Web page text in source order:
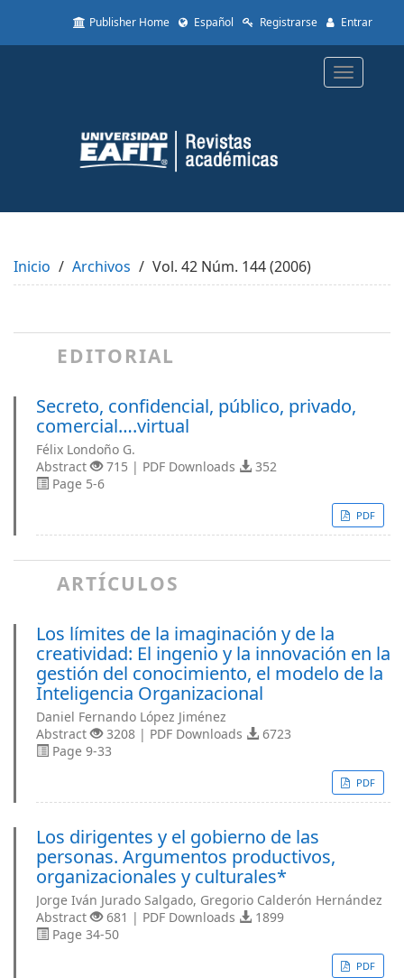
to
Content
Sidebar
Publisher Home Español Registrarse Entrar
Toggle
Inicio Archivos Vol. 42 Núm. 144 (2006)
EDITORIAL
Secreto, confidencial, público, privado,
comercial….virtual
Félix Londoño G.
Abstract
715 | PDF Downloads
352
Page 5-6
PDF
ARTÍCULOS
Los límites de la imaginación y de la
creatividad: El ingenio y la innovación en la
gestión del conocimiento, el modelo de la
Inteligencia Organizacional
Daniel Fernando López Jiménez
Abstract
3208 | PDF Downloads
6723
Page 9-33
PDF
Los dirigentes y el gobierno de las
personas. Argumentos productivos,
organizacionales y culturales*
Jorge Iván Jurado Salgado, Gregorio Calderón Hernández
Abstract
681 | PDF Downloads
1899
Page 34-50
PDF